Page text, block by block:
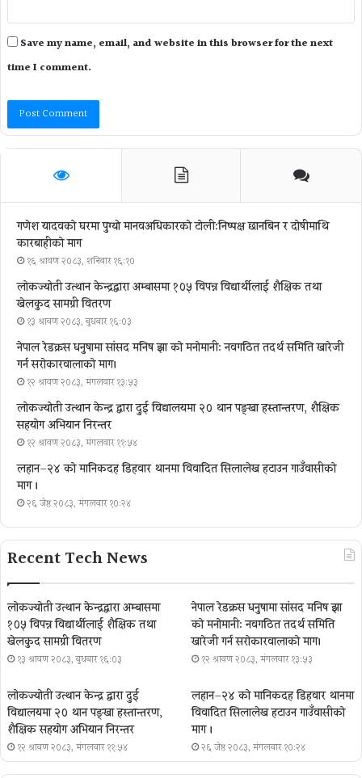
Save my name, email, and website in this browser for the next
time I comment.
गणेश यादवको घरमा पुग्याे मानवअधिकारकाे टोली:निष्पक्ष छानबिन र दोषीमाथि
कारबाहीको माग
१६ श्रावण २०८३, शनिबार १६:१०
लोकज्योती उत्थान केन्द्रद्वारा अम्बासमा १०५ विपन्न विद्यार्थीलाई शैक्षिक तथा
खेलकुद सामग्री वितरण
१३ श्रावण २०८३, बुधबार १६:०३
नेपाल रेडक्रस धनुषामा सांसद मनिष झा को मनोमानी: नवगठित तदर्थ समिति खारेजी
गर्न सरोकारवालाको माग।
१२ श्रावण २०८३, मंगलवार १३:५३
लोकज्योती उत्थान केन्द्र द्वारा दुई विद्यालयमा २० थान पङ्खा हस्तान्तरण, शैक्षिक
सहयोग अभियान निरन्तर
१२ श्रावण २०८३, मंगलवार ११:५४
लहान–२४ को मानिकदह डिहवार थानमा विवादित सिलालेख हटाउन गाउँवासीको
माग ।
२६ जेष्ठ २०८३, मंगलवार १०:२४
Recent Tech News
लोकज्योती उत्थान केन्द्रद्वारा अम्बासमा
१०५ विपन्न विद्यार्थीलाई शैक्षिक तथा
खेलकुद सामग्री वितरण
१३ श्रावण २०८३, बुधबार १६:०३
नेपाल रेडक्रस धनुषामा सांसद मनिष झा
को मनोमानी: नवगठित तदर्थ समिति
खारेजी गर्न सरोकारवालाको माग।
१२ श्रावण २०८३, मंगलवार १३:५३
लोकज्योती उत्थान केन्द्र द्वारा दुई
विद्यालयमा २० थान पङ्खा हस्तान्तरण,
शैक्षिक सहयोग अभियान निरन्तर
१२ श्रावण २०८३, मंगलवार ११:५४
लहान–२४ को मानिकदह डिहवार थानमा
विवादित सिलालेख हटाउन गाउँवासीको
माग ।
२६ जेष्ठ २०८३, मंगलवार १०:२४